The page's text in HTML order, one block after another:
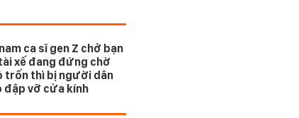
ca sĩ gen Z chở bạn
xế đang đứng chờ
trốn thì bị người dân
đập vỡ cửa kính